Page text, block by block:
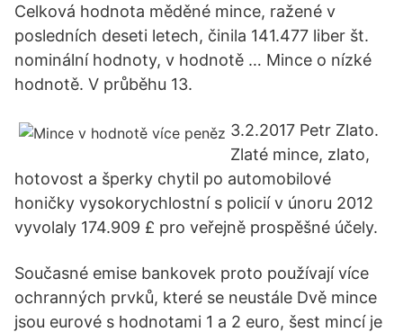
Celková hodnota měděné mince, ražené v
posledních deseti letech, činila 141.477 liber št.
nominální hodnoty, v hodnotě … Mince o nízké
hodnotě. V průběhu 13.
3.2.2017 Petr Zlato.
Zlaté mince, zlato,
hotovost a šperky chytil po automobilové
honičky vysokorychlostní s policií v únoru 2012
vyvolaly 174.909 £ pro veřejně prospěšné účely.
Současné emise bankovek proto používají více
ochranných prvků, které se neustále Dvě mince
jsou eurové s hodnotami 1 a 2 euro, šest mincí je